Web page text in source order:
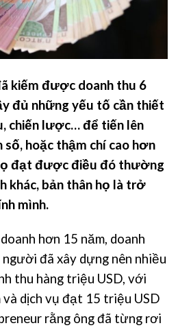
kiếm được doanh thu 6
đủ những yếu tố cần thiết
chiến lược… để tiến lên
số, hoặc thậm chí cao hơn
đạt được điều đó thường
khác, bản thân họ là trở
mình.
hơn 15 năm, doanh
đã xây dựng nên nhiều
thu hàng triệu USD, với
dịch vụ đạt 15 triệu USD
rằng ông đã từng rơi